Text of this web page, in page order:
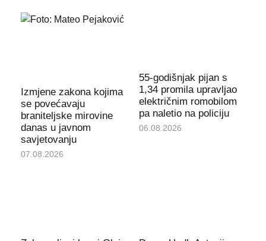
Izmjene zakona kojima
se povećavaju
braniteljske mirovine
danas u javnom
savjetovanju
07.08.2026
55-godišnjak pijan s
1,34 promila upravljao
električnim romobilom
pa naletio na policiju
06.08.2026